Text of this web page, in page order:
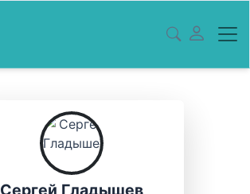
Сергей Гладышев